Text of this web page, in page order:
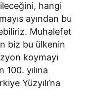
hangi
ayından bu
Muhalefet
biz bu ülkenin
koymayı
yılına
Yüzyılı’na